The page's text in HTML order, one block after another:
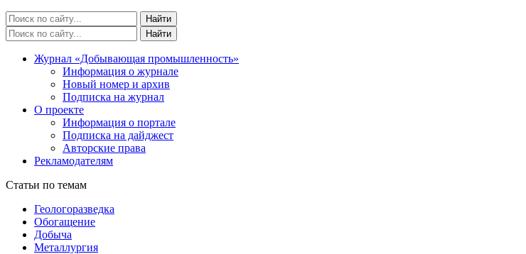
Журнал «Добывающая промышленность»
Информация о журнале
Новый номер и архив
Подписка на журнал
О проекте
Информация о портале
Подписка на дайджест
Авторские права
Рекламодателям
Статьи по темам
Геологоразведка
Обогащение
Добыча
Металлургия